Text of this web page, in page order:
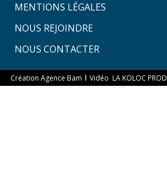
MENTIONS LÉGALES
NOUS REJOINDRE
NOUS CONTACTER
Création Agence Bam I Vidéo LA KOLOC PROD